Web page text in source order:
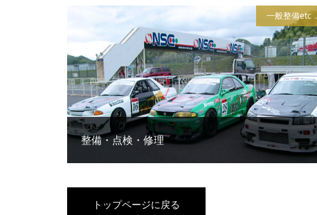
整備・点検・修理
一般整備etc．
トップページに戻る